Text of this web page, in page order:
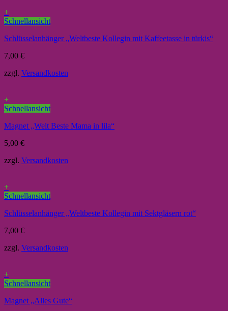
+
Schnellansicht
Schlüsselanhänger „Weltbeste Kollegin mit Kaffeetasse in türkis“
7,00 €
zzgl. Versandkosten
+
Schnellansicht
Magnet „Welt Beste Mama in lila“
5,00 €
zzgl. Versandkosten
+
Schnellansicht
Schlüsselanhänger „Weltbeste Kollegin mit Sektgläsern rot“
7,00 €
zzgl. Versandkosten
+
Schnellansicht
Magnet „Alles Gute“